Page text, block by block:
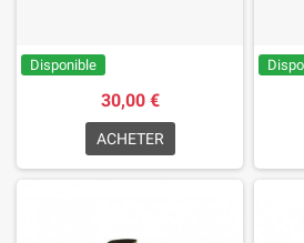
Disponible
30,00 €
ACHETER